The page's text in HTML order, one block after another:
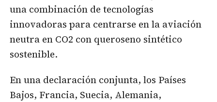
una combinación de tecnologías
innovadoras para centrarse en la aviación
neutra en CO2 con queroseno sintético
sostenible.
En una declaración conjunta, los Países
Bajos, Francia, Suecia, Alemania,